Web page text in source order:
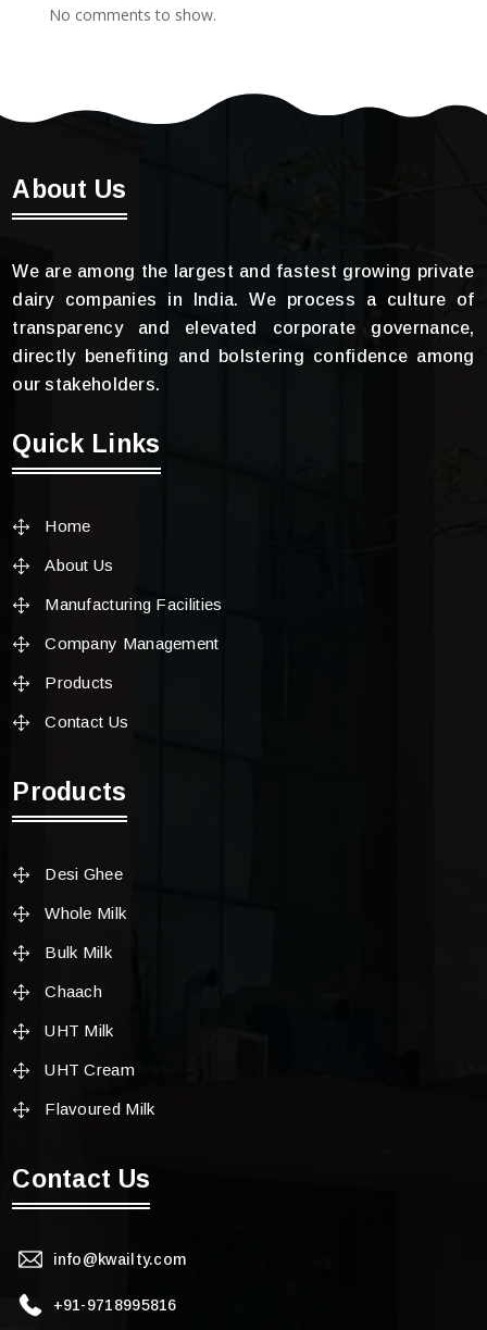
No comments to show.
About Us
We are among the largest and fastest growing private
dairy companies in India. We process a culture of
transparency and elevated corporate governance,
directly benefiting and bolstering confidence among
our stakeholders.
Quick Links
Home
About Us
Manufacturing Facilities
Company Management
Products
Contact Us
Products
Desi Ghee
Whole Milk
Bulk Milk
Chaach
UHT Milk
UHT Cream
Flavoured Milk
Contact Us
info@kwailty.com
+91-9718995816